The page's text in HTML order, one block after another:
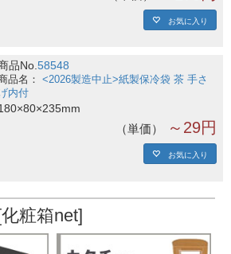
お気に入り
品No.58548
<2026製造中止>紙製保冷袋 茶 手さ
内付
単価 ～29円
お気に入り
粧箱net]